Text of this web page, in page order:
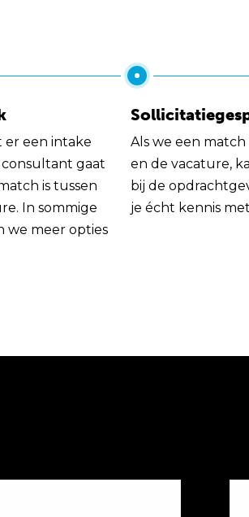
er een intake
consultant gaat
is tussen
In sommige
we meer opties
Als we een
en de vacature,
bij de
je écht kennis